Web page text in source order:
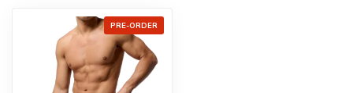
PRE-ORDER